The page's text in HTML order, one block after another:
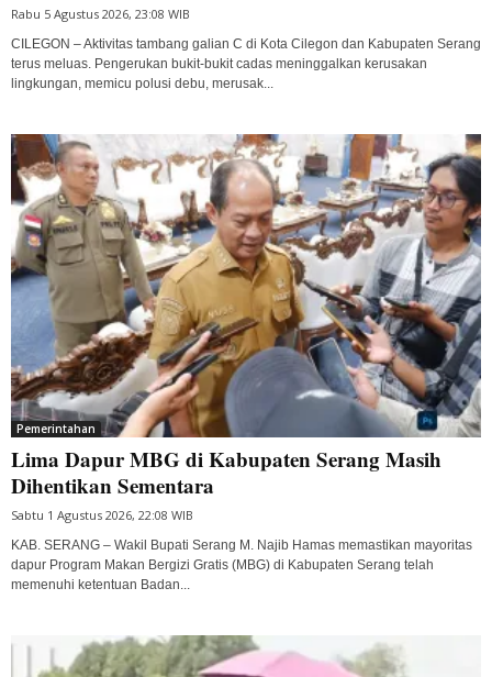
Rabu 5 Agustus 2026, 23:08 WIB
CILEGON – Aktivitas tambang galian C di Kota Cilegon dan Kabupaten Serang
terus meluas. Pengerukan bukit-bukit cadas meninggalkan kerusakan
lingkungan, memicu polusi debu, merusak...
Pemerintahan
Lima Dapur MBG di Kabupaten Serang Masih
Dihentikan Sementara
Sabtu 1 Agustus 2026, 22:08 WIB
KAB. SERANG – Wakil Bupati Serang M. Najib Hamas memastikan mayoritas
dapur Program Makan Bergizi Gratis (MBG) di Kabupaten Serang telah
memenuhi ketentuan Badan...